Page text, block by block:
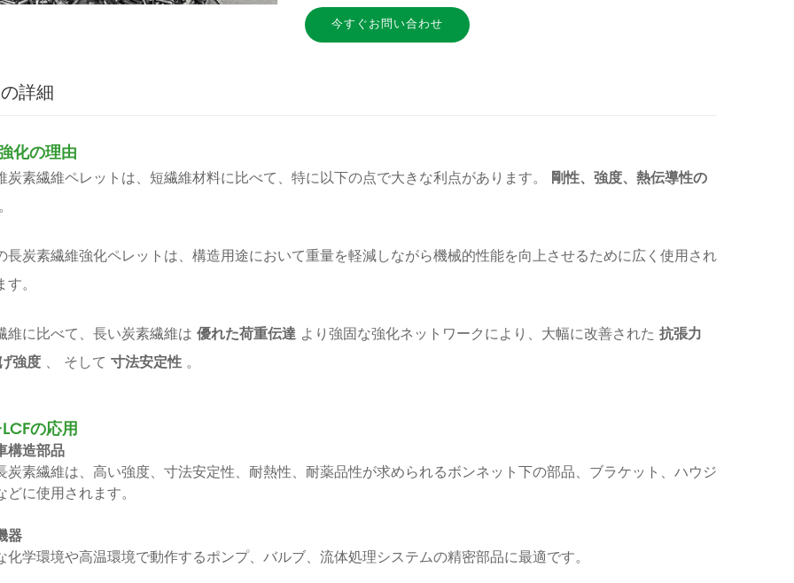
今すぐお問い合わせ
詳細
化の理由
炭素繊維ペレットは、短繊維材料に比べて、特に以下の点で大きな利点があります。 剛性、強度、熱伝導性の
。
長炭素繊維強化ペレットは、構造用途において重量を軽減しながら機械的性能を向上させるために広く使用され
。
維に比べて、長い炭素繊維は 優れた荷重伝達 より強固な強化ネットワークにより、大幅に改善された 抗張力
強度 、 そして 寸法安定性 。
の応用
構造部品
炭素繊維は、高い強度、寸法安定性、耐熱性、耐薬品性が求められるボンネット下の部品、ブラケット、ハウジ
どに使用されます。
器
化学環境や高温環境で動作するポンプ、バルブ、流体処理システムの精密部品に最適です。